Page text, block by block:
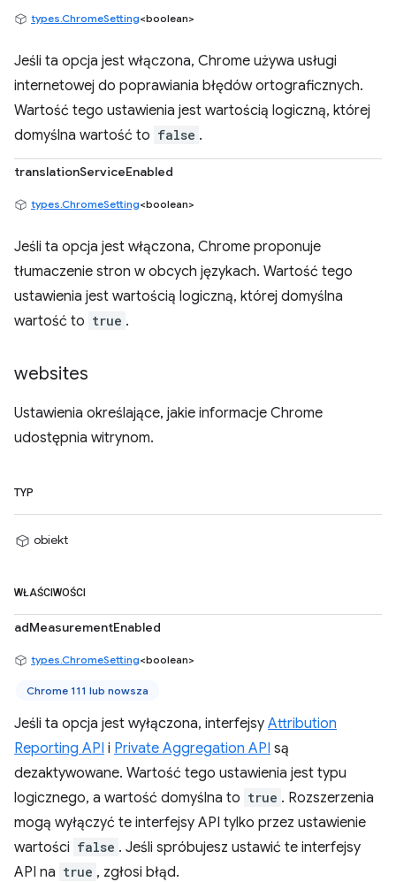
types.ChromeSetting<boolean>
Jeśli ta opcja jest włączona, Chrome używa usługi
internetowej do poprawiania błędów ortograficznych.
Wartość tego ustawienia jest wartością logiczną, której
domyślna wartość to false .
translationServiceEnabled
types.ChromeSetting<boolean>
Jeśli ta opcja jest włączona, Chrome proponuje
tłumaczenie stron w obcych językach. Wartość tego
ustawienia jest wartością logiczną, której domyślna
wartość to true .
websites
Ustawienia określające, jakie informacje Chrome
udostępnia witrynom.
TYP
obiekt
WŁAŚCIWOŚCI
adMeasurementEnabled
types.ChromeSetting<boolean>
Chrome 111 lub nowsza
Jeśli ta opcja jest wyłączona, interfejsy Attribution
Reporting API i Private Aggregation API są
dezaktywowane. Wartość tego ustawienia jest typu
logicznego, a wartość domyślna to true . Rozszerzenia
mogą wyłączyć te interfejsy API tylko przez ustawienie
wartości false . Jeśli spróbujesz ustawić te interfejsy
API na true , zgłosi błąd.